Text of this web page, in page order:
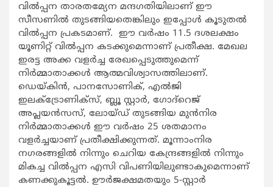
വില്‍പ്പന താരതമ്യേന മന്ദഗതിയിലാണ് ഈ
സീസണില്‍ തുടങ്ങിയതെങ്കിലും ഇപ്പോള്‍ കൂടുതല്‍
വില്‍പ്പന പ്രകടമാണ്. ഈ വര്‍ഷം 11.5 ദശലക്ഷം
യൂണിറ്റ് വില്‍പ്പന കടക്കുമെന്നാണ് പ്രതീക്ഷ. മേഖല
ഇരട്ട അക്ക വളര്‍ച്ച രേഖപ്പെടുത്തുമെന്ന്
നിര്‍മ്മാതാക്കള്‍ ആത്മവിശ്വാസത്തിലാണ്.
ഡെയ്കിന്‍, പാനസോണിക്, എല്‍ജി
ഇലക്ട്രോണിക്സ്, ബ്ലൂ സ്റ്റാര്‍, ഗോദ്റെജ്
അപ്ലയന്‍സസ്, ലോയ്ഡ് തുടങ്ങിയ മുന്‍നിര
നിര്‍മ്മാതാക്കള്‍ ഈ വര്‍ഷം 25 ശതമാനം
വളര്‍ച്ചയാണ് പ്രതീക്ഷിക്കുന്നത്. മൂന്നാംനിര
നഗരങ്ങളില്‍ നിന്നും ചെറിയ കേന്ദ്രങ്ങളില്‍ നിന്നും
മികച്ച വില്‍പ്പന എസി വിപണിയിലുണ്ടാകുമെന്നാണ്
കണക്കുകൂട്ടല്‍. ഊര്‍ജക്ഷമതയും 5-സ്റ്റാര്‍